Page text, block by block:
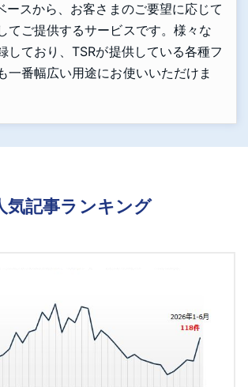
ースから、お客さまのご要望に応じて
てご提供するサービスです。様々な
しており、TSRが提供している各種フ
一番幅広い用途にお使いいただけま
気記事ランキング